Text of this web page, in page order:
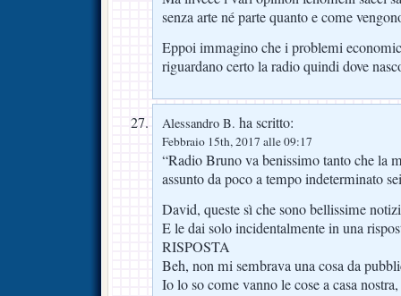
senza arte né parte quanto e come
Eppoi immagino che i problemi
riguardano certo la radio quindi dove
Alessandro B. ha scritto:
Febbraio 15th, 2017 alle 09:17
“Radio Bruno va benissimo tanto che la
assunto da poco a tempo indeterminato
David, queste sì che sono bellissime
E le dai solo incidentalmente in una
RISPOSTA
Beh, non mi sembrava una cosa da
Io lo so come vanno le cose a casa